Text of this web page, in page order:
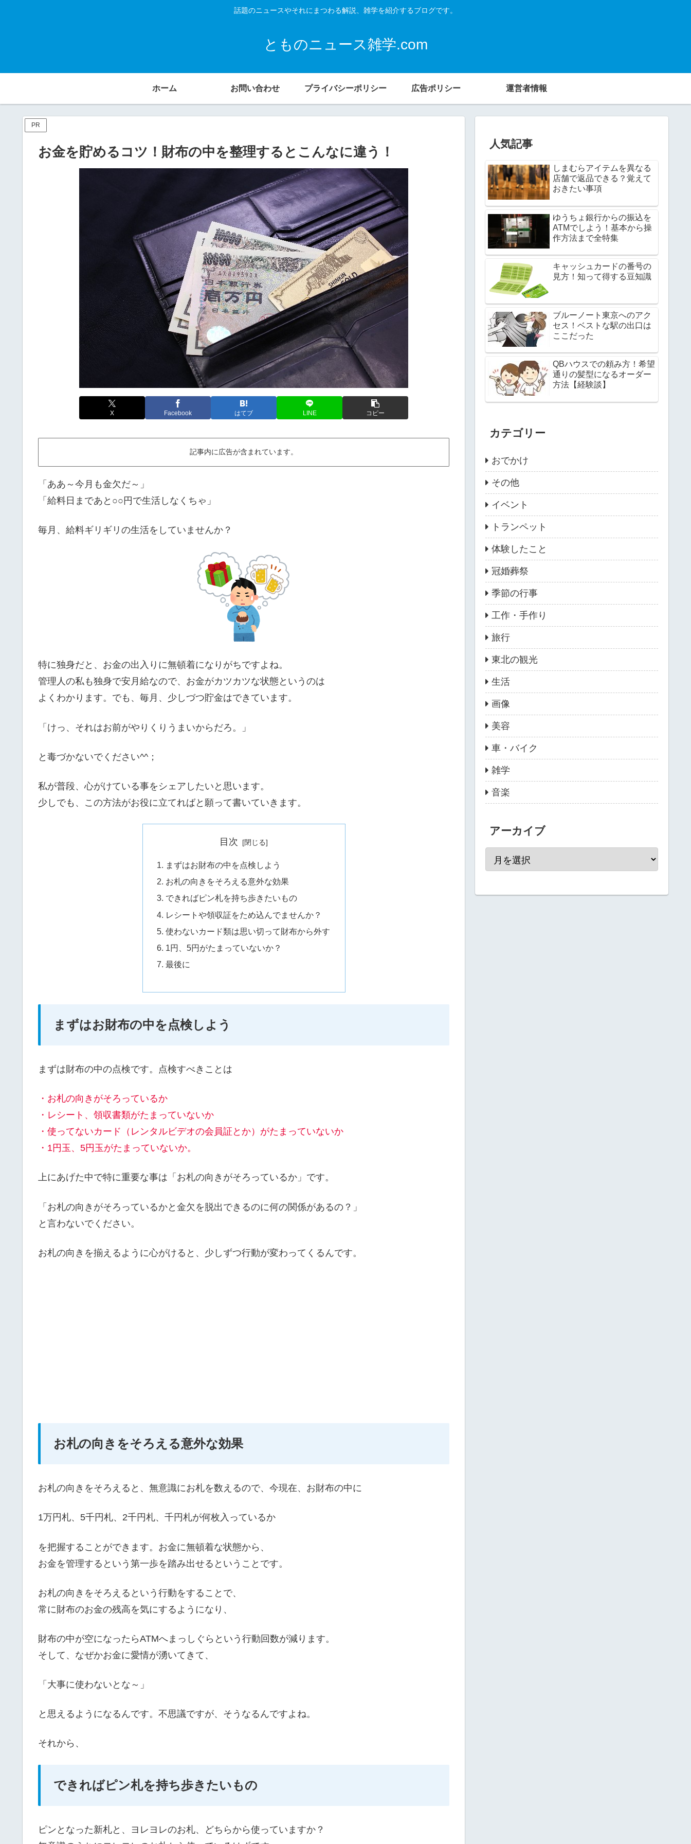
話題のニュースやそれにまつわる解説、雑学を紹介するブログです。
とものニュース雑学.com
ホーム お問い合わせ プライバシーポリシー 広告ポリシー 運営者情報
PR
お金を貯めるコツ！財布の中を整理するとこんなに違う！
X Facebook はてブ LINE コピー
記事内に広告が含まれています。
「ああ～今月も金欠だ～」
「給料日まであと○○円で生活しなくちゃ」
毎月、給料ギリギリの生活をしていませんか？
特に独身だと、お金の出入りに無頓着になりがちですよね。
管理人の私も独身で安月給なので、お金がカツカツな状態というのは
よくわかります。でも、毎月、少しづつ貯金はできています。
「けっ、それはお前がやりくりうまいからだろ。」
と毒づかないでください^^；
私が普段、心がけている事をシェアしたいと思います。
少しでも、この方法がお役に立てればと願って書いていきます。
目次
まずはお財布の中を点検しよう
お札の向きをそろえる意外な効果
できればピン札を持ち歩きたいもの
レシートや領収証をため込んでませんか？
使わないカード類は思い切って財布から外す
1円、5円がたまっていないか？
最後に
まずはお財布の中を点検しよう
まずは財布の中の点検です。点検すべきことは
・お札の向きがそろっているか
・レシート、領収書類がたまっていないか
・使ってないカード（レンタルビデオの会員証とか）がたまっていないか
・1円玉、5円玉がたまっていないか。
上にあげた中で特に重要な事は 「お札の向きがそろっているか」 です。
「お札の向きがそろっているかと金欠を脱出できるのに何の関係があるの？」
と言わないでください。
お札の向きを揃えるように心がけると、 少しずつ行動が変わってくるんです。
お札の向きをそろえる意外な効果
お札の向きをそろえると、無意識にお札を数えるので、今現在、お財布の中に
1万円札、5千円札、2千円札、千円札が何枚入っているか
を把握することができます。 お金に無頓着な状態から、
お金を管理するという第一歩を踏み出せる ということです。
お札の向きをそろえるという行動をすることで、
常に財布のお金の残高を気にするようになり、
財布の中が空になったらATMへまっしぐらという行動回数が減ります。
そして、なぜかお金に愛情が湧いてきて、
「大事に使わないとな～」
と思えるようになるんです。不思議ですが、そうなるんですよね。
それから、
できればピン札を持ち歩きたいもの
ピンとなった新札と、ヨレヨレのお札、どちらから使っていますか？
人気記事
しまむらアイテムを異なる
店舗で返品できる？覚えて
おきたい事項
ゆうちょ銀行からの振込を
ATMでしよう！基本から操
作方法まで全特集
キャッシュカードの番号の
見方！知って得する豆知識
ブルーノート東京へのアク
セス！ベストな駅の出口は
ここだった
QBハウスでの頼み方！希望
通りの髪型になるオーダー
方法【経験談】
カテゴリー
おでかけ
その他
イベント
トランペット
体験したこと
冠婚葬祭
季節の行事
工作・手作り
旅行
東北の観光
生活
画像
美容
車・バイク
雑学
音楽
アーカイブ